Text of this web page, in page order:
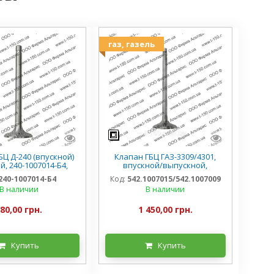
Д-240 (впускной)
240-1007014-Б4,
Китай
1007014-Б4
наличии
грн.
Купить
газ, газель
Клапан ГБЦ ГАЗ-3309/4301,
впускной/выпускной,
542.1007015/542.1007009
Код: 542.1007015/542.1007009
В наличии
1 450,00 грн.
Купить